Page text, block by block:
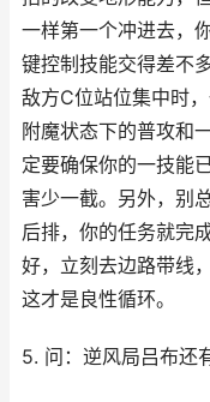
一样第一个冲进去，
键控制技能交得差不
敌方C位站位集中时，
附魔状态下的普攻和
定要确保你的一技能
害少一截。另外，别
后排，你的任务就完
好，立刻去边路带线
这才是良性循环。
5. 问：逆风局吕布还